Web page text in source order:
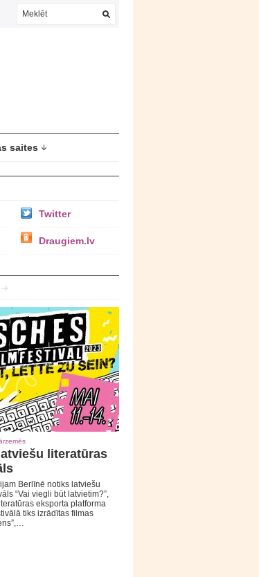
saites
Twitter
Draugiem.lv
literatūras
Berlīnē notiks latviešu
“Vai viegli būt latvietim?”,
eksporta platforma
tiks izrādītas filmas